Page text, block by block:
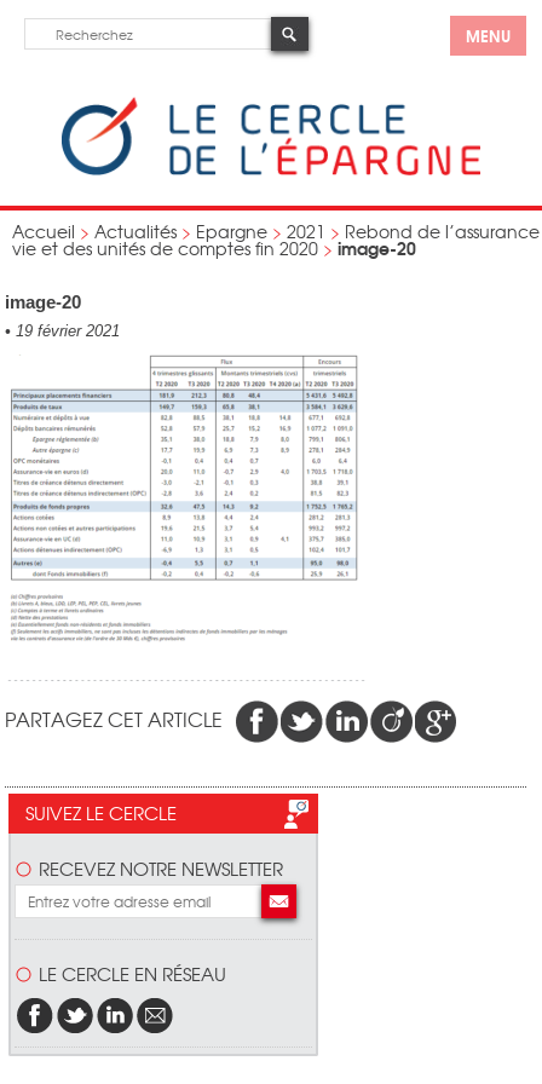
MENU
Accueil > Actualités > Epargne > 2021 > Rebond de l’assurance
vie et des unités de comptes fin 2020 > image-20
image-20
• 19 février 2021
PARTAGEZ CET ARTICLE
SUIVEZ LE CERCLE
RECEVEZ NOTRE NEWSLETTER
LE CERCLE EN RÉSEAU